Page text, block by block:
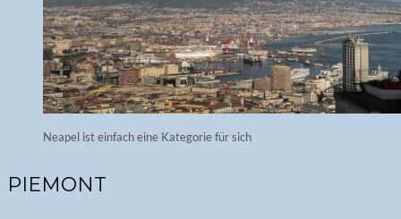
Neapel ist einfach eine Kategorie für sich
PIEMONT